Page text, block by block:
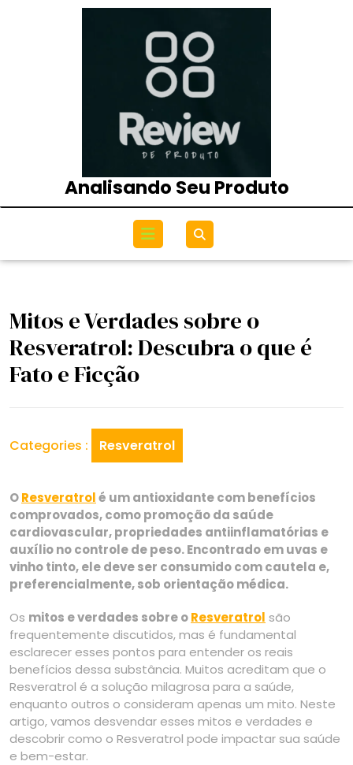
Analisando Seu Produto
Open
Menu
Mitos e Verdades sobre o
Resveratrol: Descubra o que é
Fato e Ficção
Categories : Resveratrol
OResveratrolé um antioxidante com benefícios
comprovados, como promoção da saúde
cardiovascular, propriedades antiinflamatórias e
auxílio no controle de peso. Encontrado em uvas e
vinho tinto, ele deve ser consumido com cautela e,
preferencialmente, sob orientação médica.
Os mitos e verdades sobre oResveratrol são
frequentemente discutidos, mas é fundamental
esclarecer esses pontos para entender os reais
benefícios dessa substância. Muitos acreditam que o
Resveratrol é a solução milagrosa para a saúde,
enquanto outros o consideram apenas um mito. Neste
artigo, vamos desvendar esses mitos e verdades e
descobrir como o Resveratrol pode impactar sua saúde
e bem-estar.